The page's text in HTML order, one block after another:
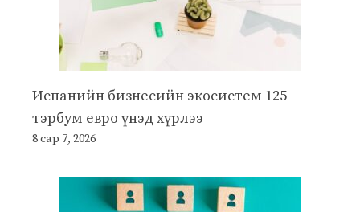
Испанийн бизнесийн экосистем 125
тэрбум евро үнэд хүрлээ
8 сар 7, 2026